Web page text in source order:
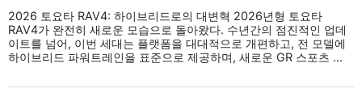
2026 토요타 RAV4: 하이브리드로의 대변혁 2026년형 토요타
RAV4가 완전히 새로운 모습으로 돌아왔다. 수년간의 점진적인 업데
이트를 넘어, 이번 세대는 플랫폼을 대대적으로 개편하고, 전 모델에
하이브리드 파워트레인을 표준으로 제공하며, 새로운 GR 스포츠 ...